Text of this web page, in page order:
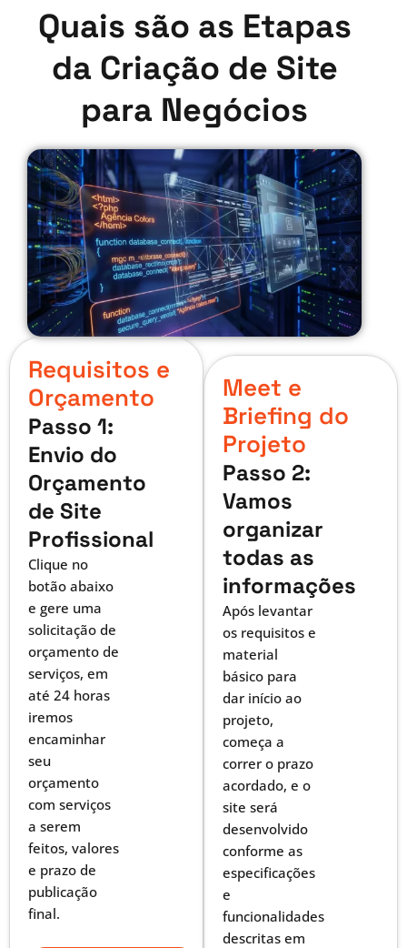
Quais são as Etapas
da Criação de Site
para Negócios
Requisitos e
Orçamento
Passo 1:
Envio do
Orçamento
de Site
Profissional
Clique no
botão abaixo
e gere uma
solicitação de
orçamento de
serviços, em
até 24 horas
iremos
encaminhar
seu
orçamento
com serviços
a serem
feitos, valores
e prazo de
publicação
final.
Meet e
Briefing do
Projeto
Passo 2:
Vamos
organizar
todas as
informações
Após levantar
os requisitos e
material
básico para
dar início ao
projeto,
começa a
correr o prazo
acordado, e o
site será
desenvolvido
conforme as
especificações
e
funcionalidades
descritas em